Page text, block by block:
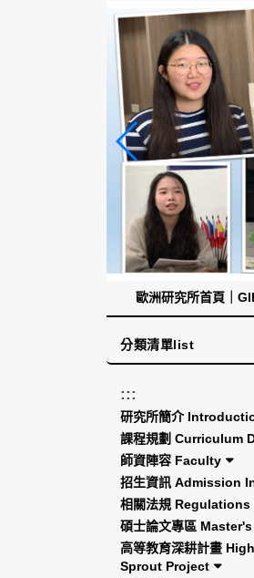
歐洲研究所首頁｜
分類清單list
:::
研究所簡介
課程規劃 Curriculum
師資陣容 Faculty
招生資訊 Admission
相關法規 Regulations
碩士論文專區
高等教育深耕計畫
Sprout Project